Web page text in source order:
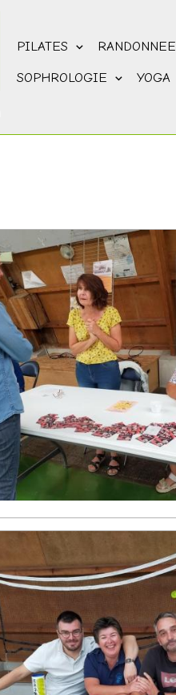
PILATES RANDONNEE
SOPHROLOGIE YOGA